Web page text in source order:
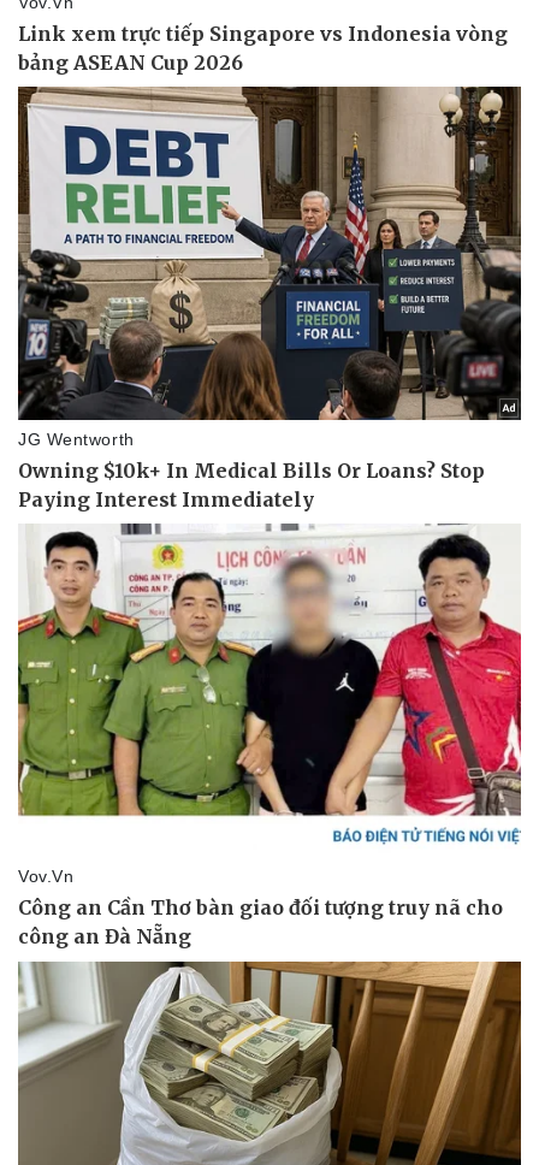
Thể thao
Lịch thi đấu bóng đá
Thế giới thể thao
eSports
Ô tô - Xe máy
Tư vấn